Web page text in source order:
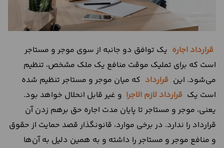
قرارداد اجاره یک توافق دو جانبه از سوی موجر و مستاجر
است که برای تملیک موقت منافع یک ملک مشخص، تنظیم
می‌شود. این قرارداد که میان موجر و مستاجر تنظیم شده
است یک قرارداد لازم الاجرا و غیر قابل انحلال خواهد بود.
یعنی، موجر و مستاجر تا پایان مدت اجاره حق برهم زدن آن
قرارداد را ندارد. در برخی موارد، قانونگذار قصد حمایت از حقوق
و منافع موجر و مستاجر را داشته و به همین دلیل به آن‌ها